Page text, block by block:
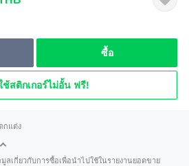
ซื้อ
ช้สติกเกอร์ไม่อั้น ฟรี!
กแต่ง
มูลเกี่ยวกับการซื้อเพื่อนำไปใช้ในรายงานยอดขาย